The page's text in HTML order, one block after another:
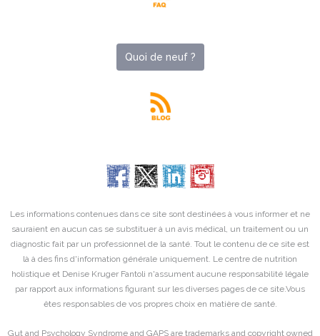
Quoi de neuf ?
Les informations contenues dans ce site sont destinées à vous informer et ne
sauraient en aucun cas se substituer à un avis médical, un traitement ou un
diagnostic fait par un professionnel de la santé. Tout le contenu de ce site est
là à des fins d'information générale uniquement. Le centre de nutrition
holistique et Denise Kruger Fantoli n'assument aucune responsabilité légale
par rapport aux informations figurant sur les diverses pages de ce site.Vous
êtes responsables de vos propres choix en matière de santé.
Gut and Psychology Syndrome and GAPS are trademarks and copyright owned